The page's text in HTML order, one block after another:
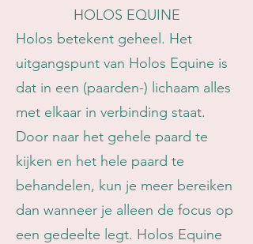
HOLOS EQUINE
Holos betekent geheel. Het
uitgangspunt van Holos Equine is
dat in een (paarden-) lichaam alles
met elkaar in verbinding staat.
Door naar het gehele paard te
kijken en het hele paard te
behandelen, kun je meer bereiken
dan wanneer je alleen de focus op
een gedeelte legt. Holos Equine